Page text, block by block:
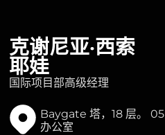
克谢尼亚·西索
耶娃
国际项目部高级经理
Baygate 塔，18 层。 05
办公室